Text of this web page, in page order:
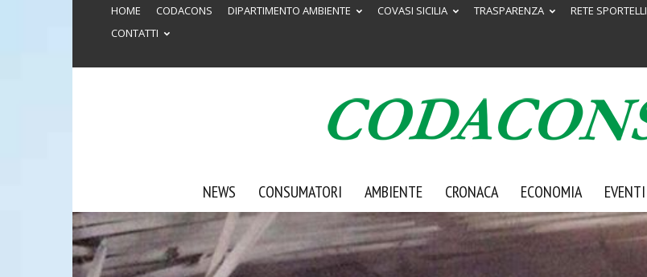
HOME CODACONS DIPARTIMENTO AMBIENTE COVASI SICILIA TRASPARENZA RETE SPORTELLI
CONTATTI
Codacons
NEWS CONSUMATORI AMBIENTE CRONACA ECONOMIA EVENTI